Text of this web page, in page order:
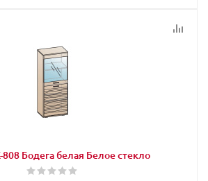
Бодега белая Белое стекло